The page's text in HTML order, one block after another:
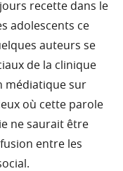
recette dans le
adolescents ce
auteurs se
de la clinique
médiatique sur
où cette parole
ne saurait être
entre les